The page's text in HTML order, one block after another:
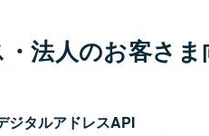
・法人のお客さま
ジタルアドレスAPI